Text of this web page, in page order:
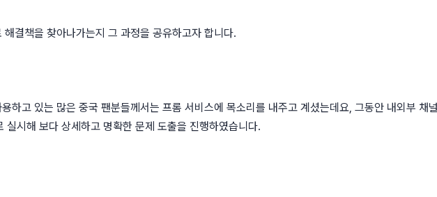
결책을 찾아나가는지 그 과정을 공유하고자 합니다.
고 있는 많은 중국 팬분들께서는 프롬 서비스에 목소리를 내주고 계셨는데요, 그동안 내외부 채
시해 보다 상세하고 명확한 문제 도출을 진행하였습니다.